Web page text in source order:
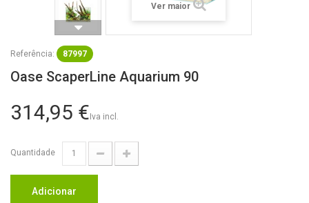
Ver maior
Referência: 87997
Oase ScaperLine Aquarium 90
314,95 €Iva incl.
Quantidade
Adicionar